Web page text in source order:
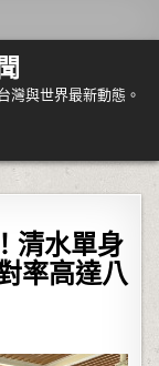
灣與世界最新動態。
清水單身
率高達八